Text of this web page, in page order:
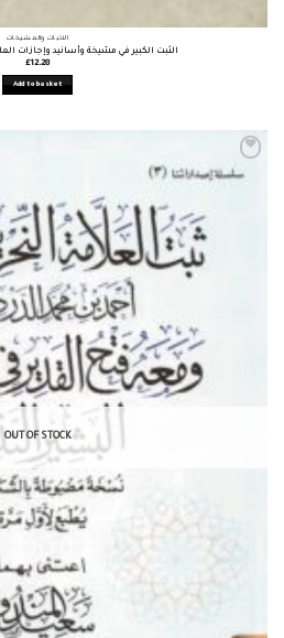
الأثبات والمشيخات
الثبت الكبير في مشيخة وأسانيد وإجازات
£12.28
Add to basket
OUT OF STOCK